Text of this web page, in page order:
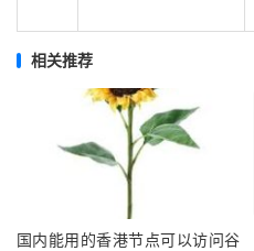
相关推荐
国内能用的香港节点可以访问谷